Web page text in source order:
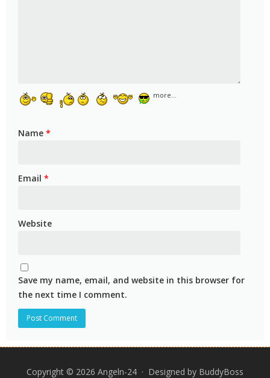
more...
Name *
Email *
Website
Save my name, email, and website in this browser for
the next time I comment.
Copyright © 2026 Angeln-24 · Designed by BuddyBoss